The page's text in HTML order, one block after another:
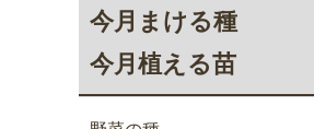
今月まける種
今月植える苗